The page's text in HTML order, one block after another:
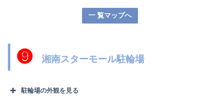
一 覧マップへ
❾湘南スターモール駐輪場
駐輪場の外観を見る